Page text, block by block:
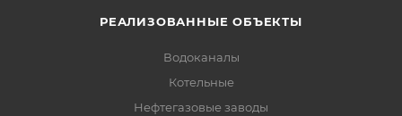
РЕАЛИЗОВАННЫЕ ОБЪЕКТЫ
Водоканалы
Котельные
Нефтегазовые заводы